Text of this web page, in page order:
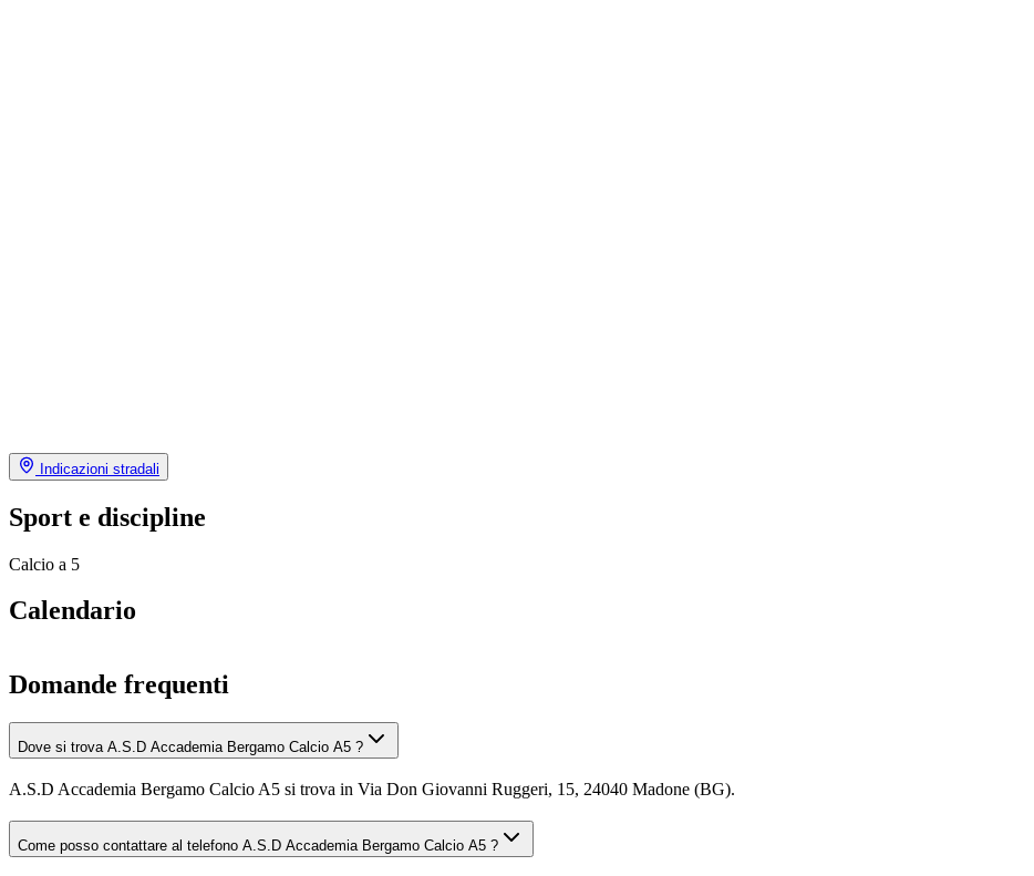
Indicazioni stradali
Sport e discipline
Calcio a 5
Calendario
Domande frequenti
Dove si trova A.S.D Accademia Bergamo Calcio A5 ?
A.S.D Accademia Bergamo Calcio A5 si trova in Via Don Giovanni Ruggeri, 15, 24040 Madone (BG).
Come posso contattare al telefono A.S.D Accademia Bergamo Calcio A5 ?